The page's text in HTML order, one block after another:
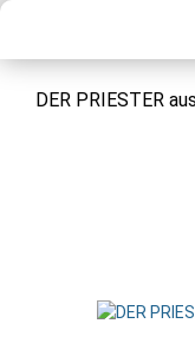
DER PRIESTER